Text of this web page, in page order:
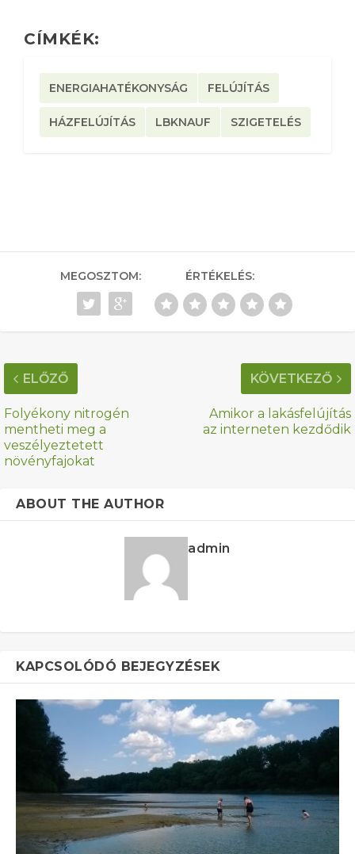
CÍMKÉK:
ENERGIAHATÉKONYSÁG FELÚJÍTÁS
HÁZFELÚJÍTÁS LBKNAUF SZIGETELÉS
MEGOSZTOM: ÉRTÉKELÉS:
ELŐZŐ
Folyékony nitrogén
mentheti meg a
veszélyeztetett
növényfajokat
KÖVETKEZŐ
Amikor a lakásfelújítás
az interneten kezdődik
ABOUT THE AUTHOR
admin
KAPCSOLÓDÓ BEJEGYZÉSEK